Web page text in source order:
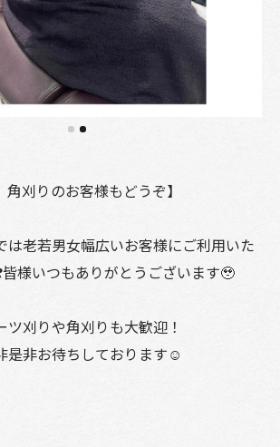
角刈りのお客様もどうぞ】
は老若男女幅広いお客様にご利用いた
様いつもありがとうございます🥹
刈りや角刈りも大歓迎！
是非お待ちしております☺️